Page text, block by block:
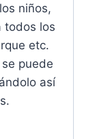
niños,
todos los
etc.
puede
así